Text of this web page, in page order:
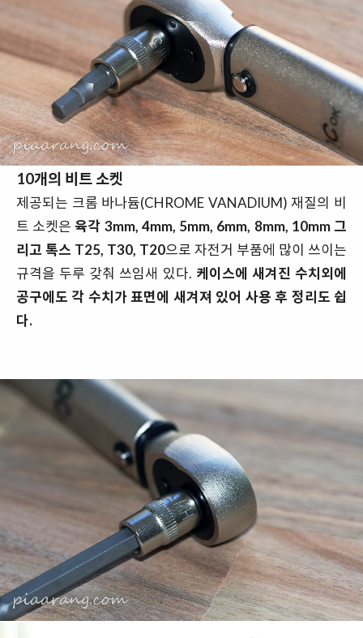
10개의 비트 소켓
제공되는 크롬 바나듐(CHROME VANADIUM) 재질의 비
트 소켓은육각 3mm, 4mm, 5mm, 6mm, 8mm, 10mm 그
리고 톡스 T25, T30, T20으로 자전거 부품에 많이 쓰이는
규격을 두루 갖춰 쓰임새 있다. 케이스에 새겨진 수치외에
공구에도 각 수치가 표면에 새겨져 있어 사용 후 정리도 쉽
다.